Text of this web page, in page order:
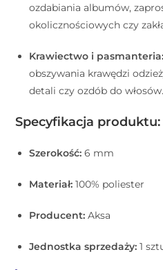
ozdabiania albumów,
okolicznościowych czy
Krawiectwo i pasmanteria:
obszywania krawędzi
detali czy ozdób do włosów.
Specyfikacja produktu:
Szerokość: 6 mm
Materiał: 100% poliester
Producent: Aksa
Jednostka sprzedaży: 1